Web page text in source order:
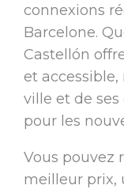
connexions
Barcelone.
Castellón
et
ville et de
pour les
Vous pouvez
meilleur prix,